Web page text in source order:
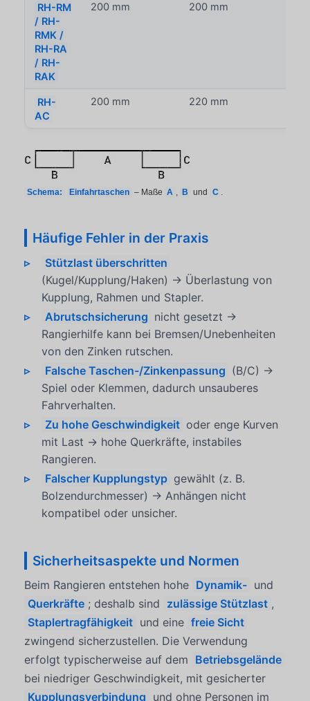
RH-RM
/ RH-
RMK /
RH-RA
/ RH-
RAK
200 mm 200 mm
RH-
AC
200 mm 220 mm
Schema: Einfahrtaschen – Maße A , B und C .
Häufige Fehler in der Praxis
Stützlast überschritten
(Kugel/Kupplung/Haken) → Überlastung von
Kupplung, Rahmen und Stapler.
Abrutschsicherung nicht gesetzt →
Rangierhilfe kann bei Bremsen/Unebenheiten
von den Zinken rutschen.
Falsche Taschen-/Zinkenpassung (B/C) →
Spiel oder Klemmen, dadurch unsauberes
Fahrverhalten.
Zu hohe Geschwindigkeit oder enge Kurven
mit Last → hohe Querkräfte, instabiles
Rangieren.
Falscher Kupplungstyp gewählt (z. B.
Bolzendurchmesser) → Anhängen nicht
kompatibel oder unsicher.
Sicherheitsaspekte und Normen
Beim Rangieren entstehen hohe Dynamik- und
Querkräfte ; deshalb sind zulässige Stützlast ,
Staplertragfähigkeit und eine freie Sicht
zwingend sicherzustellen. Die Verwendung
erfolgt typischerweise auf dem Betriebsgelände
bei niedriger Geschwindigkeit, mit gesicherter
Kupplungsverbindung und ohne Personen im